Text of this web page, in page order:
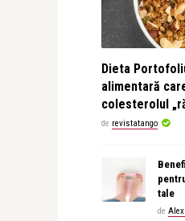
Dieta
alimentară
colesterolul
de revistatango
tale
de